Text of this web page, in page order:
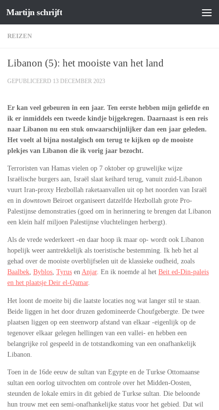
Doorgaan naar inhoud
Martijn schrijft
REIZEN
Libanon (5): het mooiste van het land
GEPUBLICEERD 13 DECEMBER 2023
Er kan veel gebeuren in een jaar. Ten eerste hebben mijn geliefde en
ik er inmiddels een tweede kindje bijgekregen. Daarnaast is een reis
naar Libanon nu een stuk onwaarschijnlijker dan een jaar geleden.
Het voelt al bijna nostalgisch om terug te kijken op de mooiste
plekjes van Libanon die ik vorig jaar bezocht.
Terroristen van Hamas vielen op 7 oktober op gruwelijke wijze
Israëlische burgers aan, Israël slaat keihard terug, vanuit zuid-Libanon
vuurt Iran-proxy Hezbollah raketaanvallen uit op het noorden van Israël
en in downtown Beiroet organiseert datzelfde Hezbollah grote Pro-
Palestijnse demonstraties (goed om in herinnering te brengen dat Libanon
een klein half miljoen Palestijnse vluchtelingen herbergt).
Als de vrede wederkeert -en daar hoop ik maar op- wordt ook Libanon
hopelijk weer aantrekkelijk als toeristische bestemming. Ik heb het al
gehad over de mooiste overblijfselen uit de klassieke oudheid, zoals
Baalbek, Byblos, Tyrus enAnjar. En ik noemde al het Beit ed-Din-paleis
en het plaatsje Deir el-Qamar.
Het loont de moeite bij die laatste locaties nog wat langer stil te staan.
Beide liggen in het door druzen gedomineerde Choufgebergte. De twee
plaatsen liggen op een steenworp afstand van elkaar -eigenlijk op de
tegenover elkaar gelegen hellingen van een vallei- en hebben een
belangrijke rol gespeeld in de totstandkoming van een onafhankelijk
Libanon.
Toen in de 16de eeuw de sultan van Egypte en de Turkse Ottomaanse
sultan een oorlog uitvochten om controle over het Midden-Oosten,
steunden de lokale emirs in dit gebied de Turkse sultan. Die beloonde
hun trouw met een semi-onafhankelijke status voor het gebied. Dat wil